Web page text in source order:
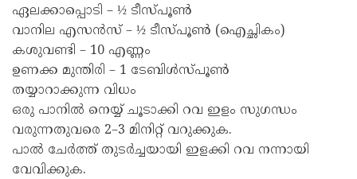
ഏലക്കാപ്പൊടി – ½ ടീസ്പൂൺ
വാനില എസൻസ് – ½ ടീസ്പൂൺ (ഐച്ഛികം)
കശുവണ്ടി – 10 എണ്ണം
ഉണക്ക മുന്തിരി – 1 ടേബിൾസ്പൂൺ
തയ്യാറാക്കുന്ന വിധം
ഒരു പാനിൽ നെയ്യ് ചൂടാക്കി റവ ഇളം സുഗന്ധം
വരുന്നതുവരെ 2–3 മിനിറ്റ് വറുക്കുക.
പാൽ ചേർത്ത് തുടർച്ചയായി ഇളക്കി റവ നന്നായി
വേവിക്കുക.